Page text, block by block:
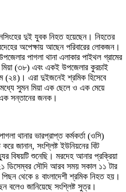
দুই যুবক নিহত হয়েছেন। নিহতের
অপেক্ষায় আছেন পরিবারের লোকজন।
পাগলা থানা এলাকার পাইথল গ্রামের
মিয়া (৩৮) এবং একই উপজেলার কুরচাই
(২৪)। এরা দুইজনেই শ্রমিক হিসেবে
সুমন মিয়া এক ছেলে ও এক মেয়ে
সন্তানের জনক।
থানার ভারপ্রাপ্ত কর্মকর্তা (ওসি)
জানান, সংশ্লিষ্ট ইউনিয়নের বিট
বিষয়টি শুনেছি। মরদেহ আনার প্রক্রিয়া
ডিসেম্বর সৌদি আরব সময় সকাল ১১ টার
পিছন থেকে ৪ বাংলাদেশী শ্রমিক নিহত হয়।
জানিয়েছে সংশ্লিষ্ট সুত্র।